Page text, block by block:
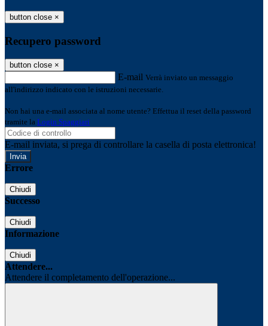
button close ×
Recupero password
button close ×
E-mail Verrà inviato un messaggio
all'indirizzo indicato con le istruzioni necessarie.
Non hai una e-mail associata al nome utente? Effettua il reset della password
tramite la Login Spaggiari
E-mail inviata, si prega di controllare la casella di posta elettronica!
Errore
Chiudi
Successo
Chiudi
Informazione
Chiudi
Attendere...
Attendere il completamento dell'operazione...